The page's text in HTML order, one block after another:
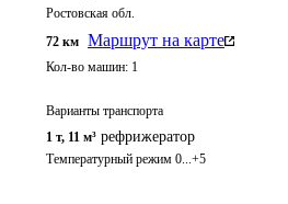
Ростовская обл.
72 км Маршрут на карте
Кол-во машин: 1
Варианты транспорта
1 т, 11 м³ рефрижератор
Температурный режим 0...+5